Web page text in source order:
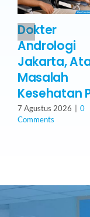
Dokter
Andrologi
Jakarta,
Masalah
Kesehatan
7 Agustus 2026
0
Comments